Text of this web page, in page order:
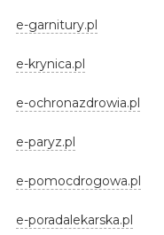
e-garnitury.pl
e-krynica.pl
e-ochronazdrowia.pl
e-paryz.pl
e-pomocdrogowa.pl
e-poradalekarska.pl